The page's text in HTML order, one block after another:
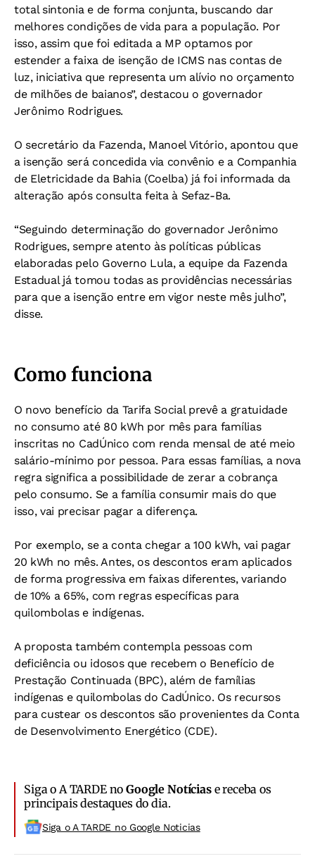
total sintonia e de forma conjunta, buscando dar
melhores condições de vida para a população. Por
isso, assim que foi editada a MP optamos por
estender a faixa de isenção de ICMS nas contas de
luz, iniciativa que representa um alívio no orçamento
de milhões de baianos”, destacou o governador
Jerônimo Rodrigues.
O secretário da Fazenda, Manoel Vitório, apontou que
a isenção será concedida via convênio e a Companhia
de Eletricidade da Bahia (Coelba) já foi informada da
alteração após consulta feita à Sefaz-Ba.
“Seguindo determinação do governador Jerônimo
Rodrigues, sempre atento às políticas públicas
elaboradas pelo Governo Lula, a equipe da Fazenda
Estadual já tomou todas as providências necessárias
para que a isenção entre em vigor neste mês julho”,
disse.
Como funciona
O novo benefício da Tarifa Social prevê a gratuidade
no consumo até 80 kWh por mês para famílias
inscritas no CadÚnico com renda mensal de até meio
salário-mínimo por pessoa. Para essas famílias, a nova
regra significa a possibilidade de zerar a cobrança
pelo consumo. Se a família consumir mais do que
isso, vai precisar pagar a diferença.
Por exemplo, se a conta chegar a 100 kWh, vai pagar
20 kWh no mês. Antes, os descontos eram aplicados
de forma progressiva em faixas diferentes, variando
de 10% a 65%, com regras específicas para
quilombolas e indígenas.
A proposta também contempla pessoas com
deficiência ou idosos que recebem o Benefício de
Prestação Continuada (BPC), além de famílias
indígenas e quilombolas do CadÚnico. Os recursos
para custear os descontos são provenientes da Conta
de Desenvolvimento Energético (CDE).
Siga o A TARDE noGoogle Notíciase receba os
principais destaques do dia.
Siga o A TARDE no Google Noticias